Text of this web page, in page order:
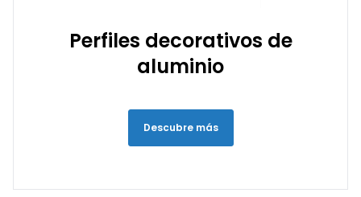
Perfiles decorativos de
aluminio
Descubre más